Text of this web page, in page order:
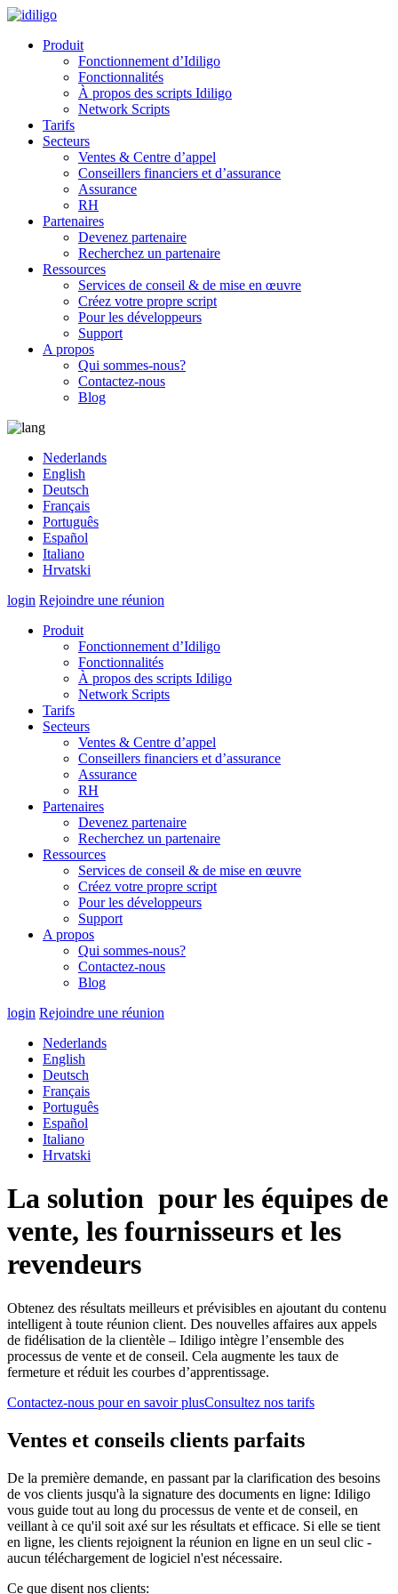
Produit
Fonctionnement d’Idiligo
Fonctionnalités
À propos des scripts Idiligo
Network Scripts
Tarifs
Secteurs
Ventes & Centre d’appel
Conseillers financiers et d’assurance
Assurance
RH
Partenaires
Devenez partenaire
Recherchez un partenaire
Ressources
Services de conseil & de mise en œuvre
Créez votre propre script
Pour les développeurs
Support
A propos
Qui sommes-nous?
Contactez-nous
Blog
Nederlands
English
Deutsch
Français
Português
Español
Italiano
Hrvatski
login Rejoindre une réunion
Produit
Fonctionnement d’Idiligo
Fonctionnalités
À propos des scripts Idiligo
Network Scripts
Tarifs
Secteurs
Ventes & Centre d’appel
Conseillers financiers et d’assurance
Assurance
RH
Partenaires
Devenez partenaire
Recherchez un partenaire
Ressources
Services de conseil & de mise en œuvre
Créez votre propre script
Pour les développeurs
Support
A propos
Qui sommes-nous?
Contactez-nous
Blog
login Rejoindre une réunion
Nederlands
English
Deutsch
Français
Português
Español
Italiano
Hrvatski
La solution pour les équipes de
vente, les fournisseurs et les
revendeurs
Obtenez des résultats meilleurs et prévisibles en ajoutant du contenu
intelligent à toute réunion client. Des nouvelles affaires aux appels
de fidélisation de la clientèle – Idiligo intègre l’ensemble des
processus de vente et de conseil. Cela augmente les taux de
fermeture et réduit les courbes d’apprentissage.
Contactez-nous pour en savoir plusConsultez nos tarifs
Ventes et conseils clients parfaits
De la première demande, en passant par la clarification des besoins
de vos clients jusqu'à la signature des documents en ligne: Idiligo
vous guide tout au long du processus de vente et de conseil, en
veillant à ce qu'il soit axé sur les résultats et efficace. Si elle se tient
en ligne, les clients rejoignent la réunion en ligne en un seul clic -
aucun téléchargement de logiciel n'est nécessaire.
Ce que disent nos clients: